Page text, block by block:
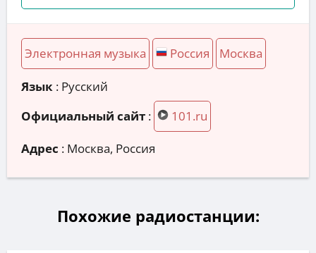
Электронная музыка Россия Москва
Язык : Русский
Официальный сайт : 101.ru
Адрес : Москва, Россия
Похожие радиостанции: